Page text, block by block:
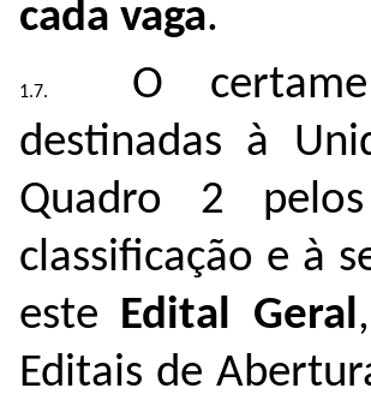
cada vaga.
O
destinadas à
Quadro 2
classificação e à
este Edital Geral
Editais de